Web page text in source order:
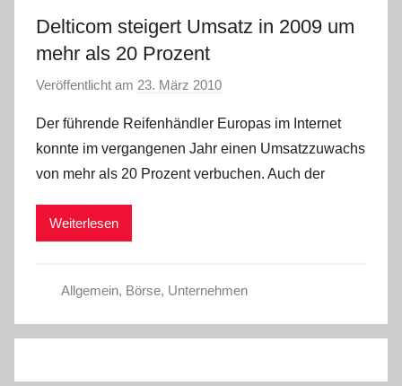
Delticom steigert Umsatz in 2009 um
mehr als 20 Prozent
Veröffentlicht am 23. März 2010
n
C
h
e
W
Der führende Reifenhändler Europas im Internet
konnte im vergangenen Jahr einen Umsatzzuwachs
von mehr als 20 Prozent verbuchen. Auch der
Weiterlesen
Allgemein, Börse, Unternehmen